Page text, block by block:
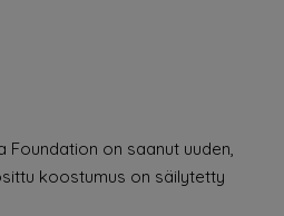
Foundation on saanut uuden,
koostumus on säilytetty